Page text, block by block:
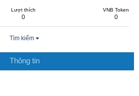
Lượt thích
0
VNB Token
0
Tìm kiếm
Thông tin